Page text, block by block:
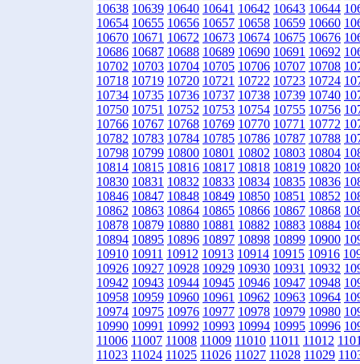
10638 10639 10640 10641 10642 10643 10644
10654 10655 10656 10657 10658 10659 10660
10670 10671 10672 10673 10674 10675 10676
10686 10687 10688 10689 10690 10691 10692
10702 10703 10704 10705 10706 10707 10708
10718 10719 10720 10721 10722 10723 10724
10734 10735 10736 10737 10738 10739 10740
10750 10751 10752 10753 10754 10755 10756
10766 10767 10768 10769 10770 10771 10772
10782 10783 10784 10785 10786 10787 10788
10798 10799 10800 10801 10802 10803 10804
10814 10815 10816 10817 10818 10819 10820
10830 10831 10832 10833 10834 10835 10836
10846 10847 10848 10849 10850 10851 10852
10862 10863 10864 10865 10866 10867 10868
10878 10879 10880 10881 10882 10883 10884
10894 10895 10896 10897 10898 10899 10900
10910 10911 10912 10913 10914 10915 10916
10926 10927 10928 10929 10930 10931 10932
10942 10943 10944 10945 10946 10947 10948
10958 10959 10960 10961 10962 10963 10964
10974 10975 10976 10977 10978 10979 10980
10990 10991 10992 10993 10994 10995 10996
11006 11007 11008 11009 11010 11011 11012
11023 11024 11025 11026 11027 11028 11029